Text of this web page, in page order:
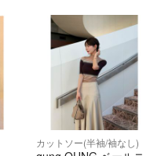
カットソー(半袖/袖なし)